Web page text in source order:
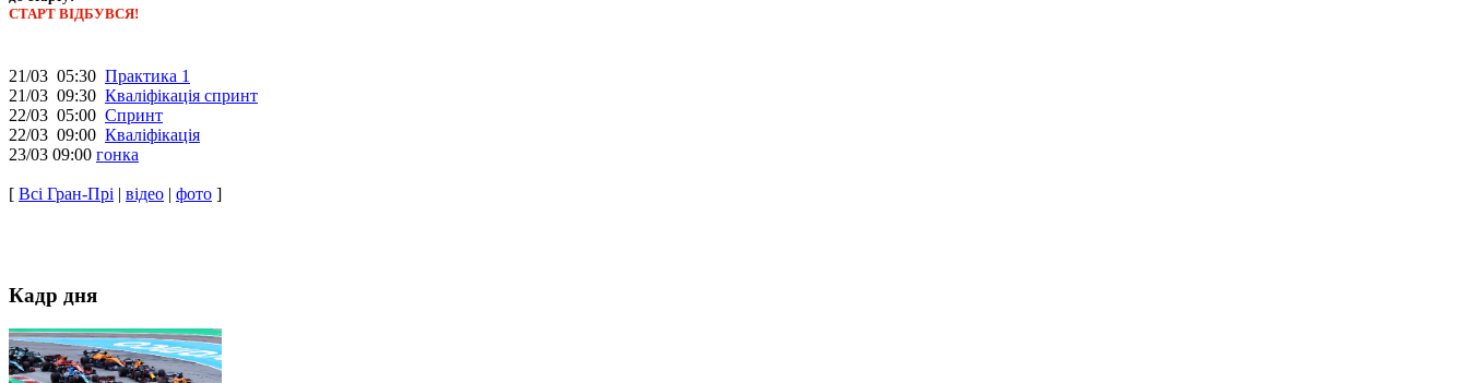
СТАРТ ВІДБУВСЯ!
21/03 05:30 Практика 1
21/03 09:30 Кваліфікація спринт
22/03 05:00 Спринт
22/03 09:00 Кваліфікація
23/03 09:00 гонка
[ Всі Гран-Прі | відео | фото ]
Кадр дня